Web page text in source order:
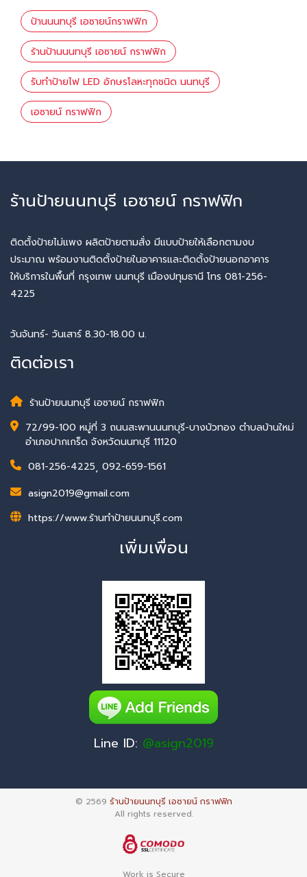
ป้านนนทบุรี เอซายน์กราฟฟิก
ร้านป้านนนทบุรี เอซายน์ กราฟฟิก
รับทำป้ายไฟ LED อักษรโลหะทุกชนิด นนทบุรี
เอซายน์ กราฟฟิก
ร้านป้ายนนทบุรี เอซายน์ กราฟฟิก
ติดตั้งป้ายไม่แพง ผลิตป้ายตามสั่ง มีแบบป้ายให้เลือกตามงบ
ประมาณ พร้อมงานติดตั้งป้ายในอาคารและติดตั้งป้ายนอกอาคาร
ให้บริการในพื้นที่ กรุงเทพ นนทบุรี เมืองปทุมธานี โทร 081-256-
4225
วันจันทร์- วันเสาร์ 8.30-18.00 น.
ติดต่อเรา
ร้านป้ายนนทบุรี เอซายน์ กราฟฟิก
72/99-100 หมู่ที่ 3 ถนนสะพานนนทบุรี-บางบัวทอง ตำบลบ้านใหม่
อำเภอปากเกร็ด จังหวัดนนทบุรี 11120
081-256-4225, 092-659-1561
asign2019@gmail.com
https://www.ร้านทําป้ายนนทบุรี.com
เพิ่มเพื่อน
Line ID: @asign2019
© 2569 ร้านป้ายนนทบุรี เอซายน์ กราฟฟิก
All rights reserved.
Work is Secure